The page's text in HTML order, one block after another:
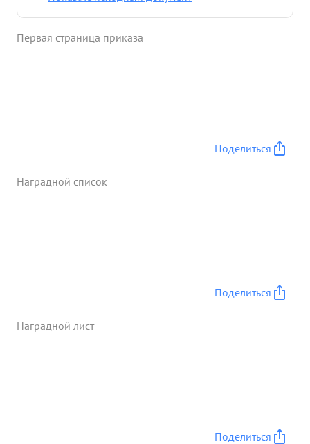
самолету встретир фашистов ливном огня Убив
Первая страница приказа
Поделиться
Наградной список
Поделиться
Наградной лист
Поделиться